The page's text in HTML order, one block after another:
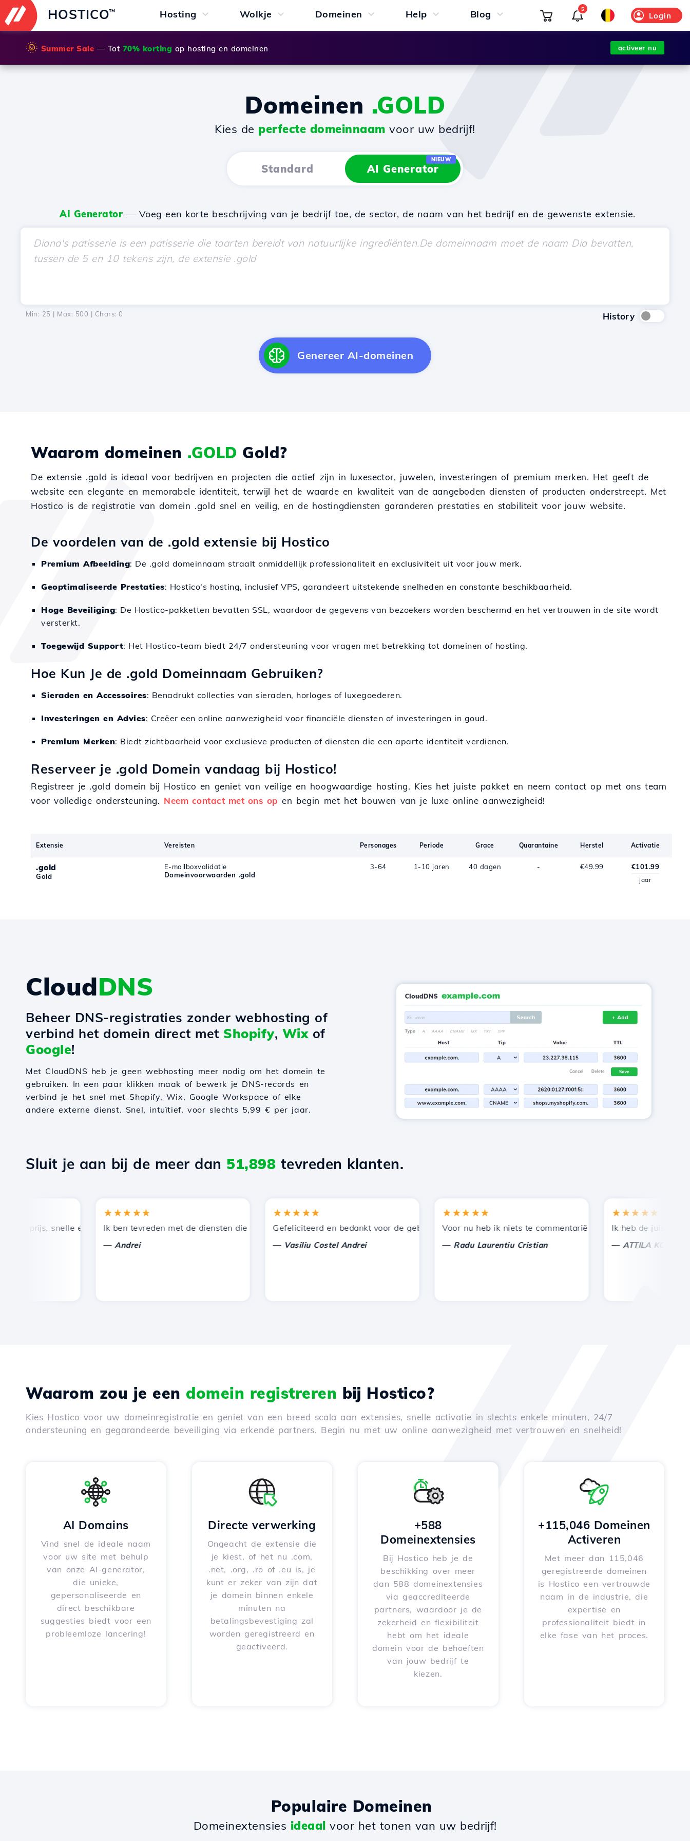
HOSTICO™ Hosting Wolkje Domeinen Help Blog Login
5
🌞 Summer Sale — Tot 70% korting op hosting en domeinen activeer nu
Domeinen .GOLD
Kies de perfecte domeinnaam voor uw bedrijf!
Standard AI Generator
NIEUW
AI Generator — Voeg een korte beschrijving van je bedrijf toe, de sector, de naam van het bedrijf en de gewenste extensie.
Min: 25 | Max: 500 | Chars: 0 History
Genereer AI-domeinen
Waarom domeinen .GOLD Gold?
De extensie .gold is ideaal voor bedrijven en projecten die actief zijn in luxesector, juwelen, investeringen of premium merken. Het geeft de
website een elegante en memorabele identiteit, terwijl het de waarde en kwaliteit van de aangeboden diensten of producten onderstreept. Met
Hostico is de registratie van domein .gold snel en veilig, en de hostingdiensten garanderen prestaties en stabiliteit voor jouw website.
De voordelen van de .gold extensie bij Hostico
Premium Afbeelding: De .gold domeinnaam straalt onmiddellijk professionaliteit en exclusiviteit uit voor jouw merk.
Geoptimaliseerde Prestaties: Hostico's hosting, inclusief VPS, garandeert uitstekende snelheden en constante beschikbaarheid.
Hoge Beveiliging: De Hostico-pakketten bevatten SSL, waardoor de gegevens van bezoekers worden beschermd en het vertrouwen in de site wordt
versterkt.
Toegewijd Support: Het Hostico-team biedt 24/7 ondersteuning voor vragen met betrekking tot domeinen of hosting.
Hoe Kun Je de .gold Domeinnaam Gebruiken?
Sieraden en Accessoires: Benadrukt collecties van sieraden, horloges of luxegoederen.
Investeringen en Advies: Creëer een online aanwezigheid voor financiële diensten of investeringen in goud.
Premium Merken: Biedt zichtbaarheid voor exclusieve producten of diensten die een aparte identiteit verdienen.
Reserveer je .gold Domein vandaag bij Hostico!
Registreer je .gold domein bij Hostico en geniet van veilige en hoogwaardige hosting. Kies het juiste pakket en neem contact op met ons team
voor volledige ondersteuning. Neem contact met ons op en begin met het bouwen van je luxe online aanwezigheid!
Extensie Vereisten Personages Periode Grace Quarantaine Herstel Activatie
.gold
Gold
E-mailboxvalidatie
Domeinvoorwaarden .gold
3-64 1-10 jaren 40 dagen - €49.99 €101.99
jaar
CloudDNS
Beheer DNS-registraties zonder webhosting of
verbind het domein direct met Shopify, Wixof
Google!
Met CloudDNS heb je geen webhosting meer nodig om het domein te
gebruiken. In een paar klikken maak of bewerk je DNS-records en
verbind je het snel met Shopify, Wix, Google Workspace of elke
andere externe dienst. Snel, intuïtief, voor slechts 5,99 € per jaar.
Sluit je aan bij de meer dan 51,898 tevreden klanten.
prijs, snelle en efficiënte technische ondersteuning.
★★★★★
Ik ben tevreden met de diensten die door Hostico worden aangeboden. Ik heb jullie aanbevolen bij andere bekenden.
Andrei
★★★★★
Gefeliciteerd en bedankt voor de geboden ondersteuning!
Vasiliu Costel Andrei
★★★★★
Voor nu heb ik niets te commentariëren, alleen om te
Radu Laurentiu Cristian
★★★★★
Ik heb de juiste keuze
ATTILA KOLES
Waarom zou je een domein registreren bij Hostico?
Kies Hostico voor uw domeinregistratie en geniet van een breed scala aan extensies, snelle activatie in slechts enkele minuten, 24/7
ondersteuning en gegarandeerde beveiliging via erkende partners. Begin nu met uw online aanwezigheid met vertrouwen en snelheid!
AI Domains
Vind snel de ideale naam
voor uw site met behulp
van onze AI-generator,
die unieke,
gepersonaliseerde en
direct beschikbare
suggesties biedt voor een
probleemloze lancering!
Directe verwerking
Ongeacht de extensie die
je kiest, of het nu .com,
.net, .org, .ro of .eu is, je
kunt er zeker van zijn dat
je domein binnen enkele
minuten na
betalingsbevestiging zal
worden geregistreerd en
geactiveerd.
+588
Domeinextensies
Bij Hostico heb je de
beschikking over meer
dan 588 domeinextensies
via geaccrediteerde
partners, waardoor je de
zekerheid en flexibiliteit
hebt om het ideale
domein voor de behoeften
van jouw bedrijf te
kiezen.
+115,046 Domeinen
Activeren
Met meer dan 115,046
geregistreerde domeinen
is Hostico een vertrouwde
naam in de industrie, die
expertise en
professionaliteit biedt in
elke fase van het proces.
Populaire Domeinen
Domeinextensies ideaal voor het tonen van uw bedrijf!